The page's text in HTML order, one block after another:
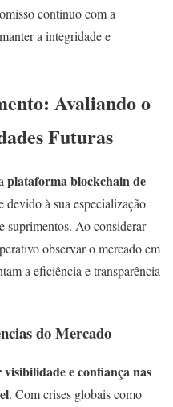
contínuo com a
a integridade e
Avaliando o
Futuras
plataforma blockchain de
devido à sua especialização
suprimentos. Ao considerar
observar o mercado em
a eficiência e transparência
do Mercado
e confiança nas
. Com crises globais como